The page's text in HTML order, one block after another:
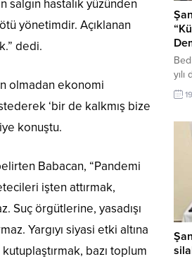
salgın hastalık yüzünden
yönetimdir. Açıklanan
dedi.
olmadan ekonomi
‘bir de kalkmış bize
konuştu.
Babacan, “Pandemi
işten attırmak,
Suç örgütlerine, yasadışı
Yargıyı siyasi etki altına
bazı toplum
yılı